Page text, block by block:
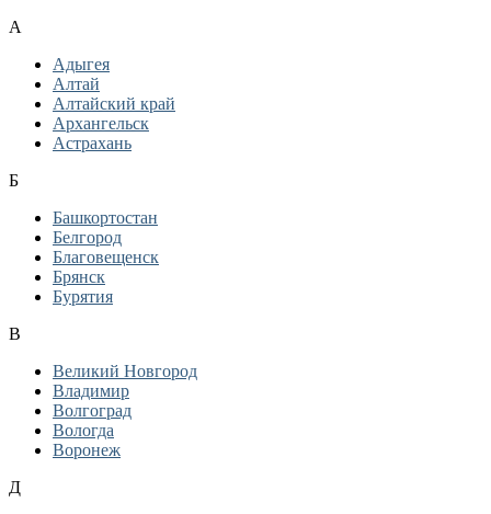
А
Адыгея
Алтай
Алтайский край
Архангельск
Астрахань
Б
Башкортостан
Белгород
Благовещенск
Брянск
Бурятия
В
Великий Новгород
Владимир
Волгоград
Вологда
Воронеж
Д